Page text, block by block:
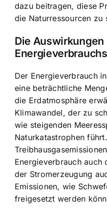
dazu beitragen, diese
die Naturressourcen zu
Die Auswirkungen
Der Energieverbrauch
eine beträchtliche
die Erdatmosphäre
Klimawandel, der zu
wie steigenden
Naturkatastrophen
Energieverbrauch auch
der Stromerzeugung
Emissionen, wie
freigesetzt werden